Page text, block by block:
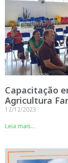
Capacitação
Agricultura
12/12/2023
Leia mais...